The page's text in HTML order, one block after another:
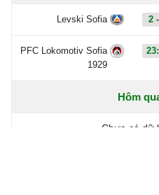
Levski Sofia 2
PFC Lokomotiv Sofia
1929
Hôm
Chưa có dữ